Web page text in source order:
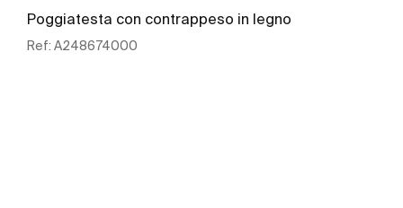
Poggiatesta con contrappeso in legno
Ref: A248674000